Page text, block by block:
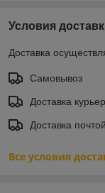
Условия
Доставка
Самовывоз
Доставка
Доставка почтой
Все условия